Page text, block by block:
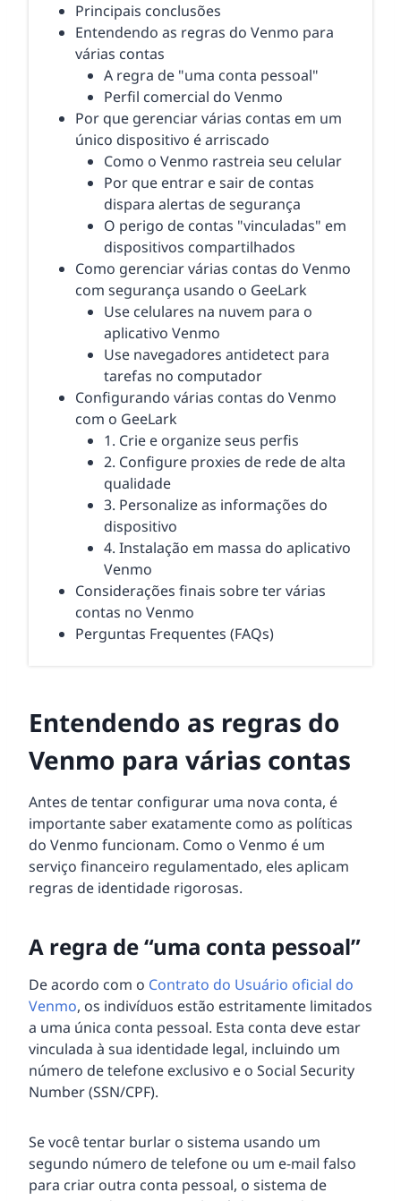
Principais conclusões
Entendendo as regras do Venmo para
várias contas
A regra de "uma conta pessoal"
Perfil comercial do Venmo
Por que gerenciar várias contas em um
único dispositivo é arriscado
Como o Venmo rastreia seu celular
Por que entrar e sair de contas
dispara alertas de segurança
O perigo de contas "vinculadas" em
dispositivos compartilhados
Como gerenciar várias contas do Venmo
com segurança usando o GeeLark
Use celulares na nuvem para o
aplicativo Venmo
Use navegadores antidetect para
tarefas no computador
Configurando várias contas do Venmo
com o GeeLark
1. Crie e organize seus perfis
2. Configure proxies de rede de alta
qualidade
3. Personalize as informações do
dispositivo
4. Instalação em massa do aplicativo
Venmo
Considerações finais sobre ter várias
contas no Venmo
Perguntas Frequentes (FAQs)
Entendendo as regras do
Venmo para várias contas
Antes de tentar configurar uma nova conta, é
importante saber exatamente como as políticas
do Venmo funcionam. Como o Venmo é um
serviço financeiro regulamentado, eles aplicam
regras de identidade rigorosas.
A regra de “uma conta pessoal”
De acordo com o Contrato do Usuário oficial do
Venmo, os indivíduos estão estritamente limitados
a uma única conta pessoal. Esta conta deve estar
vinculada à sua identidade legal, incluindo um
número de telefone exclusivo e o Social Security
Number (SSN/CPF).
Se você tentar burlar o sistema usando um
segundo número de telefone ou um e-mail falso
para criar outra conta pessoal, o sistema de